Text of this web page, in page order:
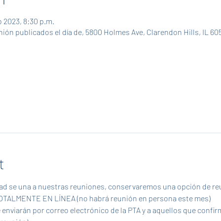
2023, 8:30 p.m.
publicados el día de, 5800 Holmes Ave, Clarendon Hills, IL
se una a nuestras reuniones, conservaremos una opción de
EN LÍNEA (no habrá reunión en persona este mes)